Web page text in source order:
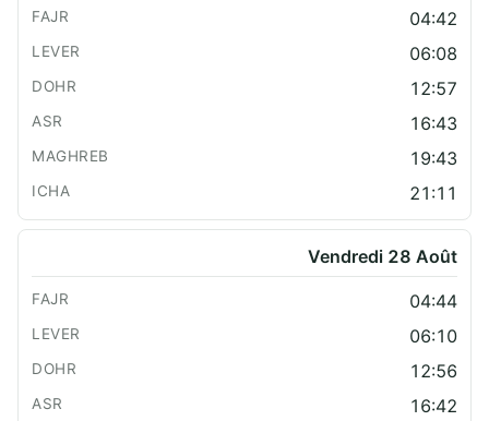
04:42
06:08
12:57
16:43
19:43
21:11
Vendredi 28 Août
04:44
06:10
12:56
16:42